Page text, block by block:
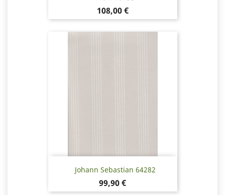
Pris
108,00 €
Johann Sebastian 64282
Pris
99,90 €